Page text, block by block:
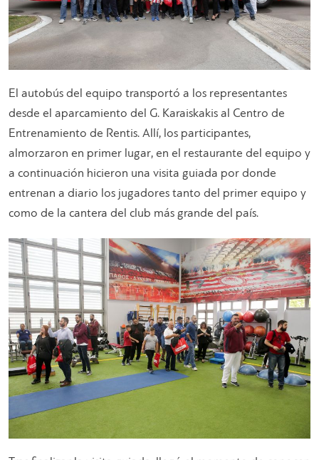
El autobús del equipo transportó a los representantes
desde el aparcamiento del G. Karaiskakis al Centro de
Entrenamiento de Rentis. Allí, los participantes,
almorzaron en primer lugar, en el restaurante del equipo y
a continuación hicieron una visita guiada por donde
entrenan a diario los jugadores tanto del primer equipo y
como de la cantera del club más grande del país.